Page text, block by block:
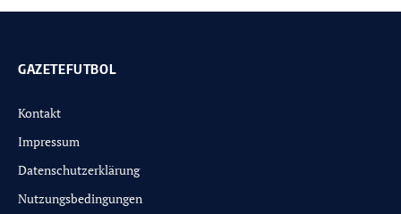
GAZETEFUTBOL
Kontakt
Impressum
Datenschutzerklärung
Nutzungsbedingungen